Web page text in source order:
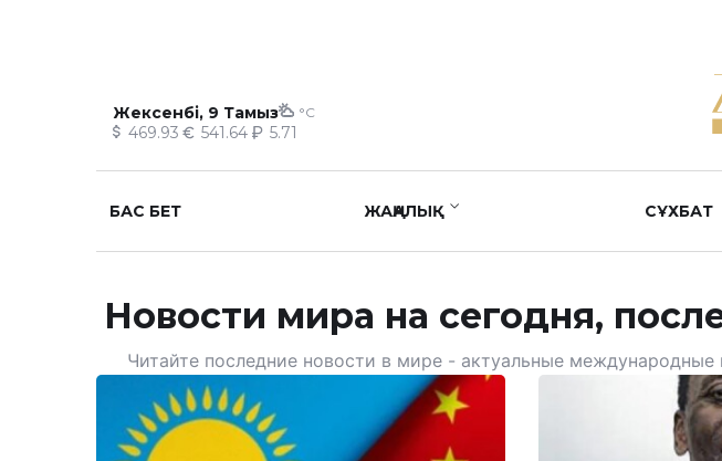
Жексенбі, 9 Тамыз °C
469.93 541.64 5.71
БАС БЕТ ЖАҢАЛЫҚ СҰХБАТ
Новости мира на сегодня,
Читайте последние новости в мире - актуальные